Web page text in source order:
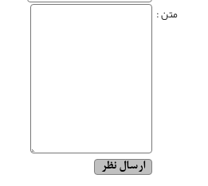
متن :